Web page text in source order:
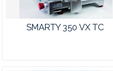
SMARTY 350 VX TC